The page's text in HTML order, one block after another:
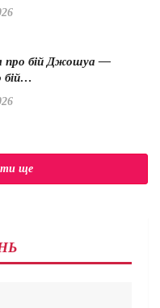
про бій Джошуа —
бій…
ще